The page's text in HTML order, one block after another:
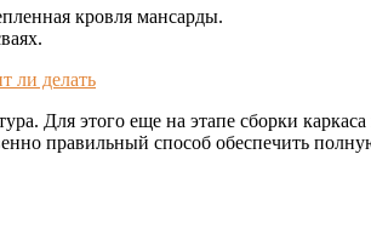
кровля мансарды.
ли делать
Для этого еще на этапе сборки
правильный способ обеспечить